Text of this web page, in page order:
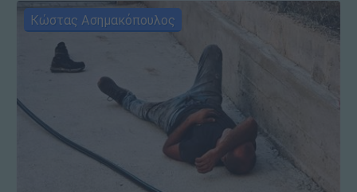
Κώστας Ασημακόπουλος